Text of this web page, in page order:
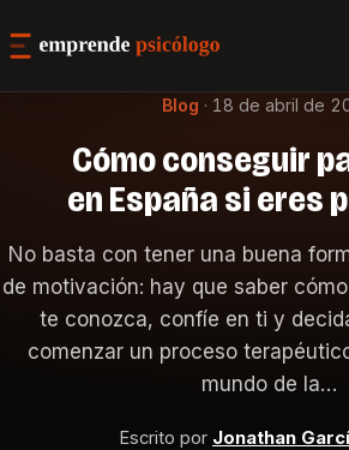
Blog · 18 de abril de
Cómo conseguir
en España si eres
No basta con tener una buena
de motivación: hay que saber
te conozca, confíe en ti y
comenzar un proceso
mundo de la…
Escrito por Jonathan